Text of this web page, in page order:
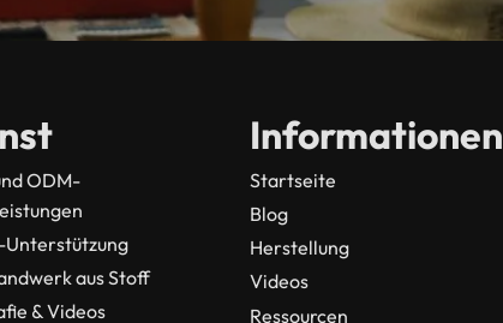
ODM-
Unterstützung
aus Stoff
& Videos
Informationen
Startseite
Blog
Herstellung
Videos
Ressourcen